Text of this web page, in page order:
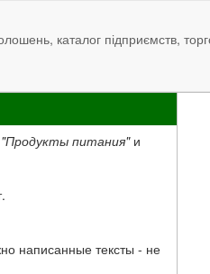
каталог підприємств,
"Продукты питания"и
написанные тексты - не